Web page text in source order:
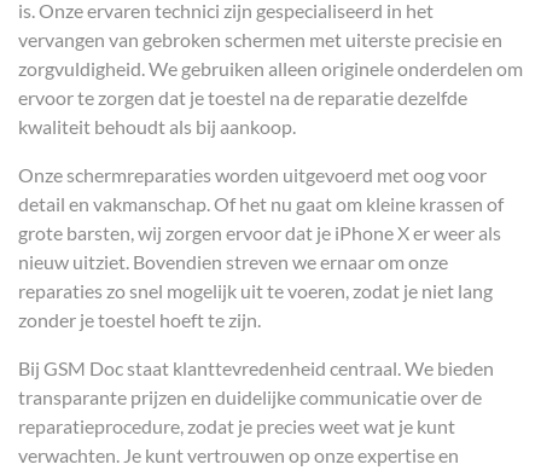
is. Onze ervaren technici zijn gespecialiseerd in het
vervangen van gebroken schermen met uiterste precisie en
zorgvuldigheid. We gebruiken alleen originele onderdelen om
ervoor te zorgen dat je toestel na de reparatie dezelfde
kwaliteit behoudt als bij aankoop.
Onze schermreparaties worden uitgevoerd met oog voor
detail en vakmanschap. Of het nu gaat om kleine krassen of
grote barsten, wij zorgen ervoor dat je iPhone X er weer als
nieuw uitziet. Bovendien streven we ernaar om onze
reparaties zo snel mogelijk uit te voeren, zodat je niet lang
zonder je toestel hoeft te zijn.
Bij GSM Doc staat klanttevredenheid centraal. We bieden
transparante prijzen en duidelijke communicatie over de
reparatieprocedure, zodat je precies weet wat je kunt
verwachten. Je kunt vertrouwen op onze expertise en